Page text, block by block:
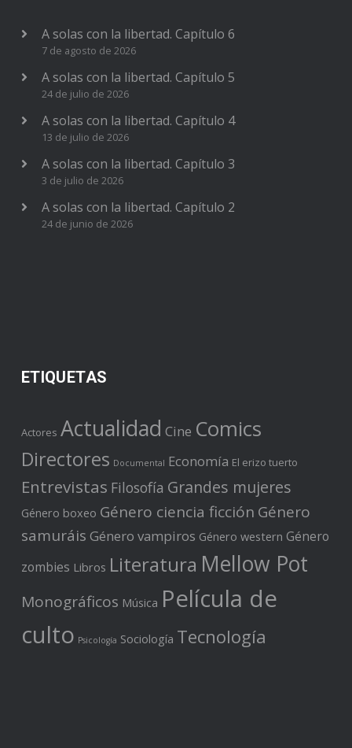
A solas con la libertad. Capítulo 6
7 de agosto de 2026
A solas con la libertad. Capítulo 5
24 de julio de 2026
A solas con la libertad. Capítulo 4
13 de julio de 2026
A solas con la libertad. Capítulo 3
3 de julio de 2026
A solas con la libertad. Capítulo 2
24 de junio de 2026
ETIQUETAS
Actores Actualidad Cine Comics
Directores Documental Economía El erizo tuerto
Entrevistas Filosofía Grandes mujeres
Género boxeo Género ciencia ficción Género
samuráis Género vampiros Género western Género
zombies Libros Literatura Mellow Pot
Monográficos Música Película de
culto Psicología Sociología Tecnología